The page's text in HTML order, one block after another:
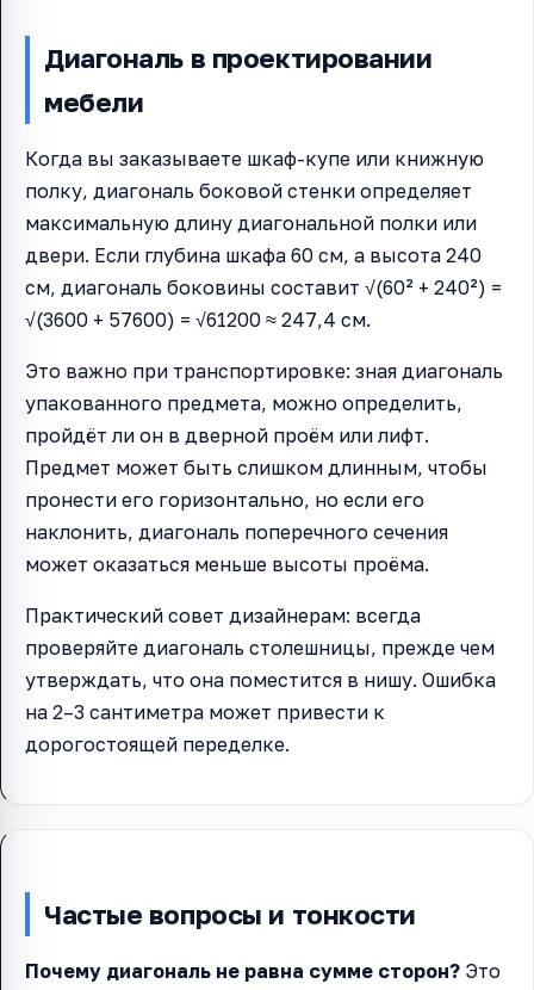
Диагональ в проектировании
мебели
Когда вы заказываете шкаф-купе или книжную
полку, диагональ боковой стенки определяет
максимальную длину диагональной полки или
двери. Если глубина шкафа 60 см, а высота 240
см, диагональ боковины составит √(60² + 240²) =
√(3600 + 57600) = √61200 ≈ 247,4 см.
Это важно при транспортировке: зная диагональ
упакованного предмета, можно определить,
пройдёт ли он в дверной проём или лифт.
Предмет может быть слишком длинным, чтобы
пронести его горизонтально, но если его
наклонить, диагональ поперечного сечения
может оказаться меньше высоты проёма.
Практический совет дизайнерам: всегда
проверяйте диагональ столешницы, прежде чем
утверждать, что она поместится в нишу. Ошибка
на 2–3 сантиметра может привести к
дорогостоящей переделке.
Частые вопросы и тонкости
Почему диагональ не равна сумме сторон? Это